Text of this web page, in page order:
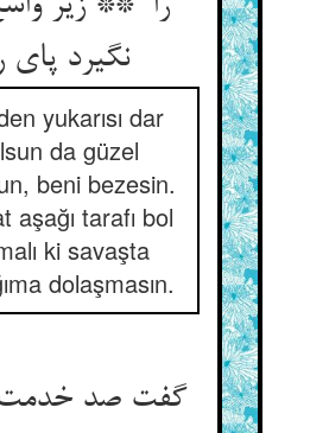
نگیرد پای را
yukarısı dar
da güzel
beni bezesin.
aşağı tarafı bol
ki savaşta
dolaşmasın.
گفت صد